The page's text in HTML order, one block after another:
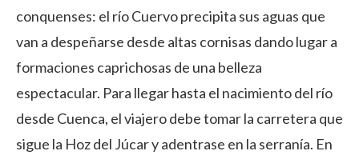
conquenses: el río Cuervo precipita sus aguas que
van a despeñarse desde altas cornisas dando lugar a
formaciones caprichosas de una belleza
espectacular. Para llegar hasta el nacimiento del río
desde Cuenca, el viajero debe tomar la carretera que
sigue la Hoz del Júcar y adentrase en la serranía. En